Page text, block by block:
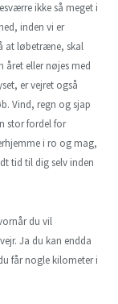
ikke så meget i
inden vi er
at løbetræne, skal
året eller nøjes med
er vejret også
Vind, regn og sjap
stor fordel for
i ro og mag,
tid til dig selv inden
du vil
Ja du kan endda
får nogle kilometer i